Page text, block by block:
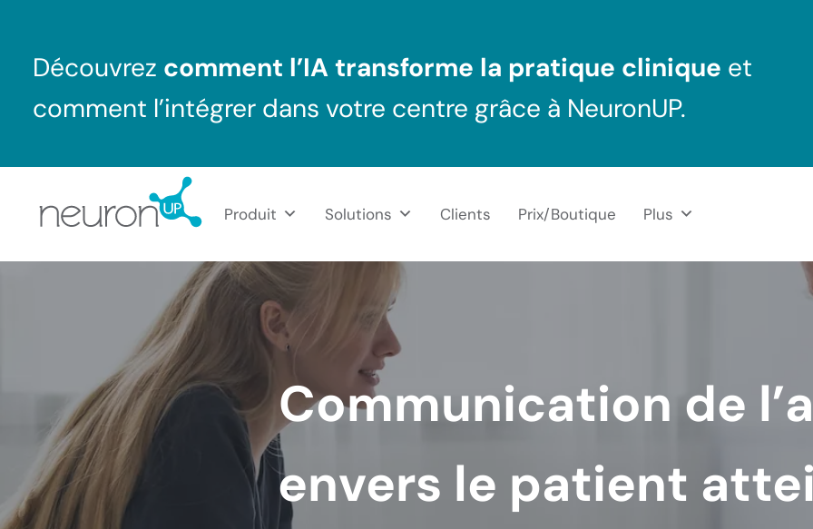
Découvrez comment l’IA transforme la pratique clinique et
comment l’intégrer dans votre centre grâce à NeuronUP.
Produit Solutions Clients Prix/Boutique Plus
Communication de
envers le patient